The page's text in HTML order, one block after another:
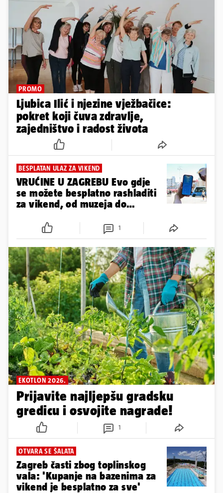
PROMO
Ljubica Ilić i njezine vježbačice:
pokret koji čuva zdravlje,
zajedništvo i radost života
BESPLATAN ULAZ ZA VIKEND
VRUĆINE U ZAGREBU Evo gdje
se možete besplatno rashladiti
za vikend, od muzeja do
1
EKOTLON 2026.
Prijavite najljepšu gradsku
gredicu i osvojite nagrade!
1
OTVARA SE ŠALATA
Zagreb časti zbog toplinskog
vala: 'Kupanje na bazenima za
vikend je besplatno za sve'